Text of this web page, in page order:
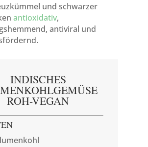
und schwarzer
antioxidativ,
antiviral und
INDISCHES
ROH-VEGAN